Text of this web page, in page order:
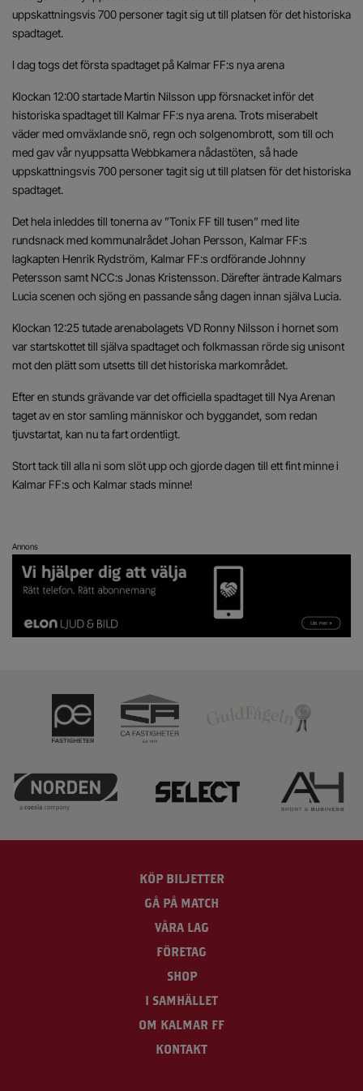
uppskattningsvis 700 personer tagit sig ut till platsen för det historiska
spadtaget.
I dag togs det första spadtaget på Kalmar FF:s nya arena
Klockan 12:00 startade Martin Nilsson upp försnacket inför det
historiska spadtaget till Kalmar FF:s nya arena. Trots miserabelt
väder med omväxlande snö, regn och solgenombrott, som till och
med gav vår nyuppsatta Webbkamera nådastöten, så hade
uppskattningsvis 700 personer tagit sig ut till platsen för det historiska
spadtaget.
Det hela inleddes till tonerna av ”Tonix FF till tusen” med lite
rundsnack med kommunalrådet Johan Persson, Kalmar FF:s
lagkapten Henrik Rydström, Kalmar FF:s ordförande Johnny
Petersson samt NCC:s Jonas Kristensson. Därefter äntrade Kalmars
Lucia scenen och sjöng en passande sång dagen innan själva Lucia.
Klockan 12:25 tutade arenabolagets VD Ronny Nilsson i hornet som
var startskottet till själva spadtaget och folkmassan rörde sig unisont
mot den plätt som utsetts till det historiska markområdet.
Efter en stunds grävande var det officiella spadtaget till Nya Arenan
taget av en stor samling människor och byggandet, som redan
tjuvstartat, kan nu ta fart ordentligt.
Stort tack till alla ni som slöt upp och gjorde dagen till ett fint minne i
Kalmar FF:s och Kalmar stads minne!
Annons
KÖP BILJETTER
GÅ PÅ MATCH
VÅRA LAG
FÖRETAG
SHOP
I SAMHÄLLET
OM KALMAR FF
KONTAKT